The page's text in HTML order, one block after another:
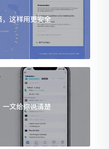
这样用更安全
文给你说清楚